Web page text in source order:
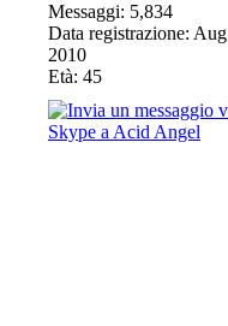
Messaggi: 5,834
Data registrazione: Aug
2010
Età: 45